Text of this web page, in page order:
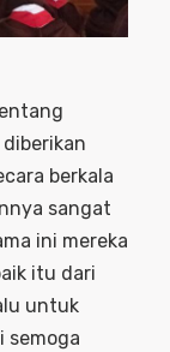
berkala
sangat
ini mereka
itu dari
untuk
semoga